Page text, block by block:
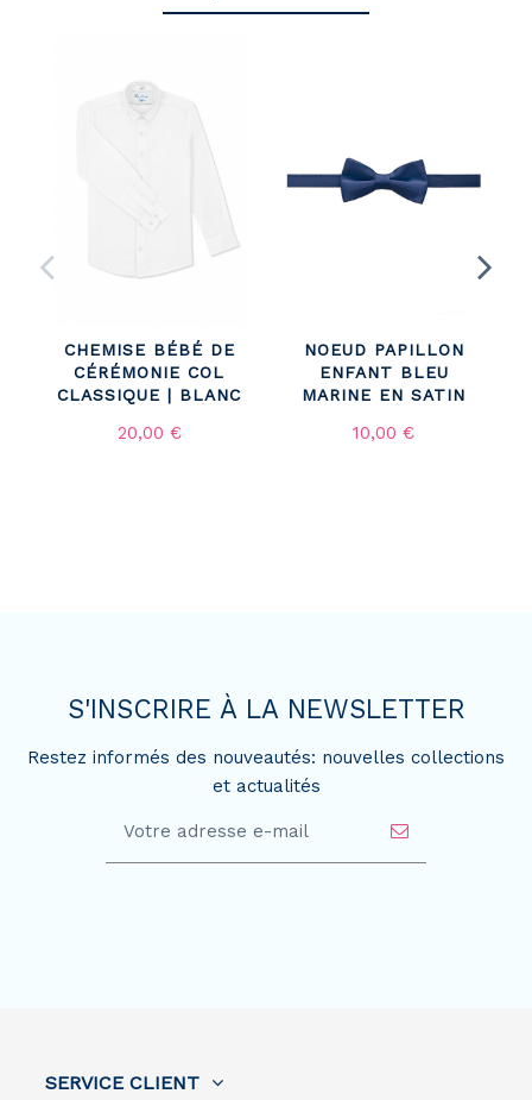
CHEMISE BÉBÉ DE
CÉRÉMONIE COL
CLASSIQUE | BLANC
20,00 €
NOEUD PAPILLON
ENFANT BLEU
MARINE EN SATIN
10,00 €
S'INSCRIRE À LA NEWSLETTER
Restez informés des nouveautés: nouvelles collections
et actualités
SERVICE CLIENT